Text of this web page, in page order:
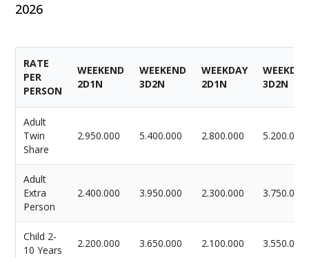
2026
RATE
PER
PERSON
WEEKEND
2D1N
WEEKEND
3D2N
WEEKDAY
2D1N
WEEKDAY
3D2N
Adult
Twin
Share
2.950.000 5.400.000 2.800.000 5.200.000
Adult
Extra
Person
2.400.000 3.950.000 2.300.000 3.750.000
Child 2-
10 Years
2.200.000 3.650.000 2.100.000 3.550.000